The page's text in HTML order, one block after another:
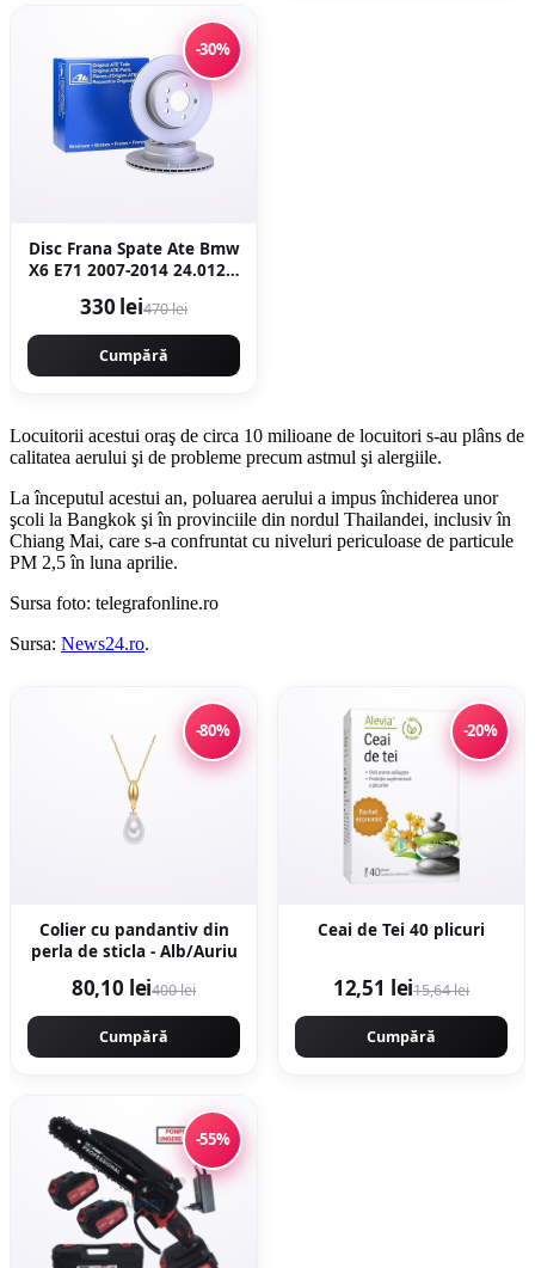
-30%
Disc Frana Spate Ate Bmw
X6 E71 2007-2014 24.0120-
330 lei470 lei
Cumpără
Locuitorii acestui oraş de circa 10 milioane de locuitori s-au plâns de
calitatea aerului şi de probleme precum astmul şi alergiile.
La începutul acestui an, poluarea aerului a impus închiderea unor
şcoli la Bangkok şi în provinciile din nordul Thailandei, inclusiv în
Chiang Mai, care s-a confruntat cu niveluri periculoase de particule
PM 2,5 în luna aprilie.
Sursa foto: telegrafonline.ro
Sursa: News24.ro.
-80%
Colier cu pandantiv din
perla de sticla - Alb/Auriu
80,10 lei400 lei
Cumpără
-20%
Ceai de Tei 40 plicuri
12,51 lei15,64 lei
Cumpără
-55%